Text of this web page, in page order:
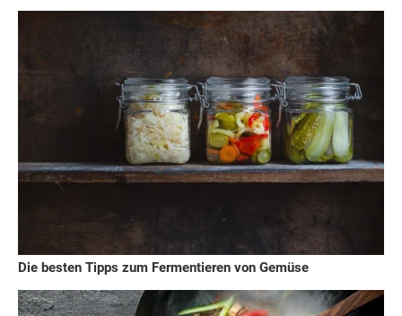
Die besten Tipps zum Fermentieren von Gemüse